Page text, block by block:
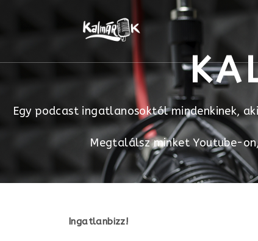
Egy podcast ingatlanosoktól mindenkinek,
Megtalálsz minket Youtube-
Ingatlanbizz!